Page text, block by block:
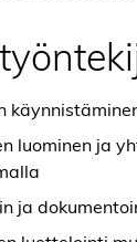
luominen ja
ja